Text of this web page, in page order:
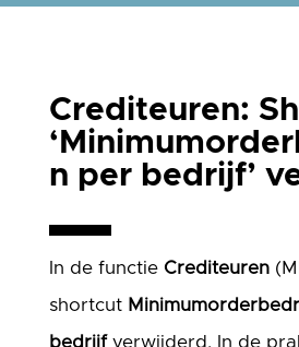
Crediteuren:
n per bedrijf’
In de functie Crediteuren
shortcut
bedrijfverwijderd. In de